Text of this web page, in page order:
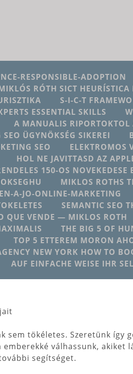
RESPONSIBLE-ADOPTION
RÓTH SICT HEURÍSTICA
S-I-C-T
ESSENTIAL SKILLS
A MANUALIS RIPORTOKTOL
ÜGYNÖKSÉG SIKEREI
SEO
ELEKTROMOS
HOL NE JAVITTASD AZ
150-OS NOVEKEDESE
MIKLOS ROTHS
A-JO-ONLINE-MARKETING
SEMANTIC SEO
QUE VENDE — MIKLOS ROTH
THE BIG 5 OF
TOP 5 ETTEREM MORON
NEW YORK HOW TO
AUF EINFACHE WEISE IHR
sem tökéletes. Szeretünk így
válhassunk, akiket
segítséget.